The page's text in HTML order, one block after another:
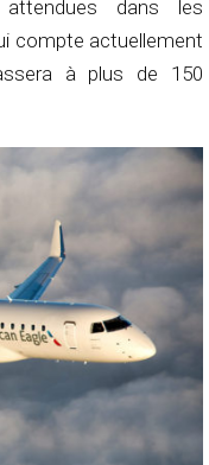
attendues dans les
compte actuellement
à plus de 150